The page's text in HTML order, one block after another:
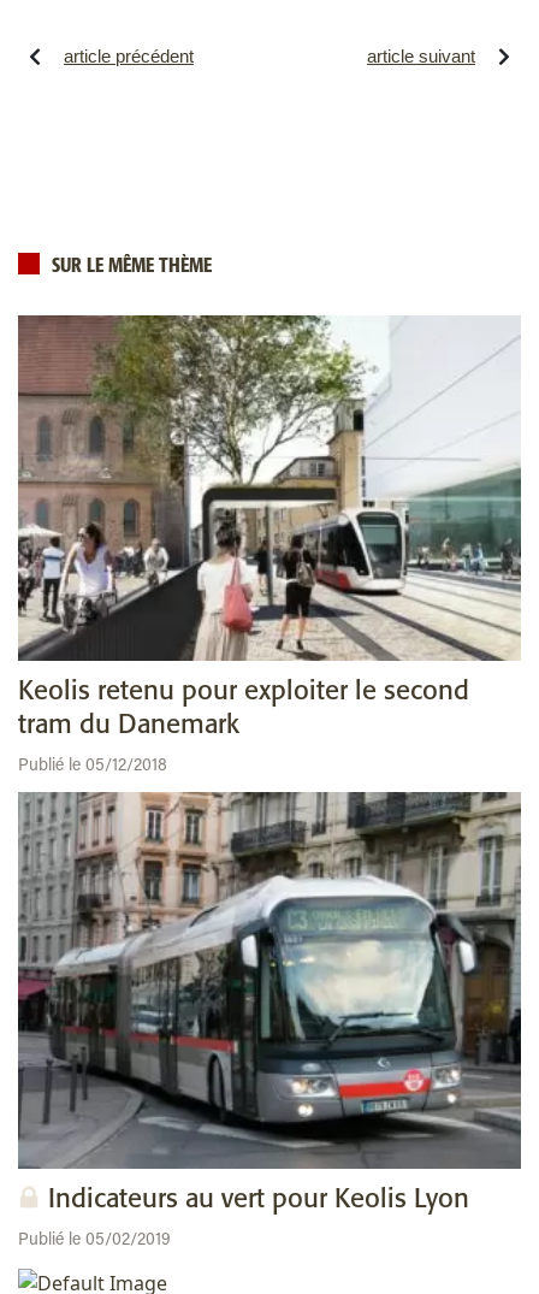
article précédent article suivant
SUR LE MÊME THÈME
Keolis retenu pour exploiter le second
tram du Danemark
Publié le 05/12/2018
Indicateurs au vert pour Keolis Lyon
Publié le 05/02/2019